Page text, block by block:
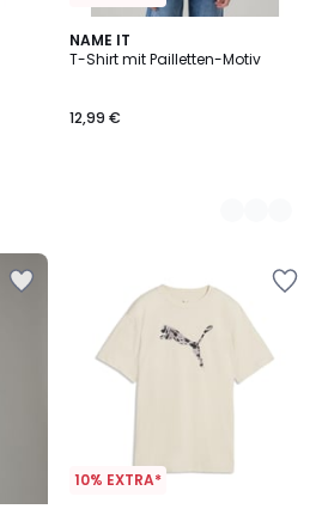
NAME IT
T-Shirt mit Pailletten-Motiv
12,99 €
2
Farben
10% EXTRA*